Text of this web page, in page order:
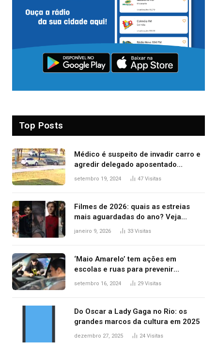
Top Posts
Médico é suspeito de invadir carro e
agredir delegado aposentado
durante confusão no trânsito
setembro 19, 2024 47 Visitas
Filmes de 2026: quais as estreias
mais aguardadas do ano? Veja
principais lançamentos do cinema
janeiro 9, 2026 33 Visitas
‘Maio Amarelo’ tem ações em
escolas e ruas para prevenir
acidentes no trânsito no AP
setembro 16, 2024 29 Visitas
Do Oscar a Lady Gaga no Rio: os
grandes marcos da cultura em 2025
dezembro 27, 2025 24 Visitas